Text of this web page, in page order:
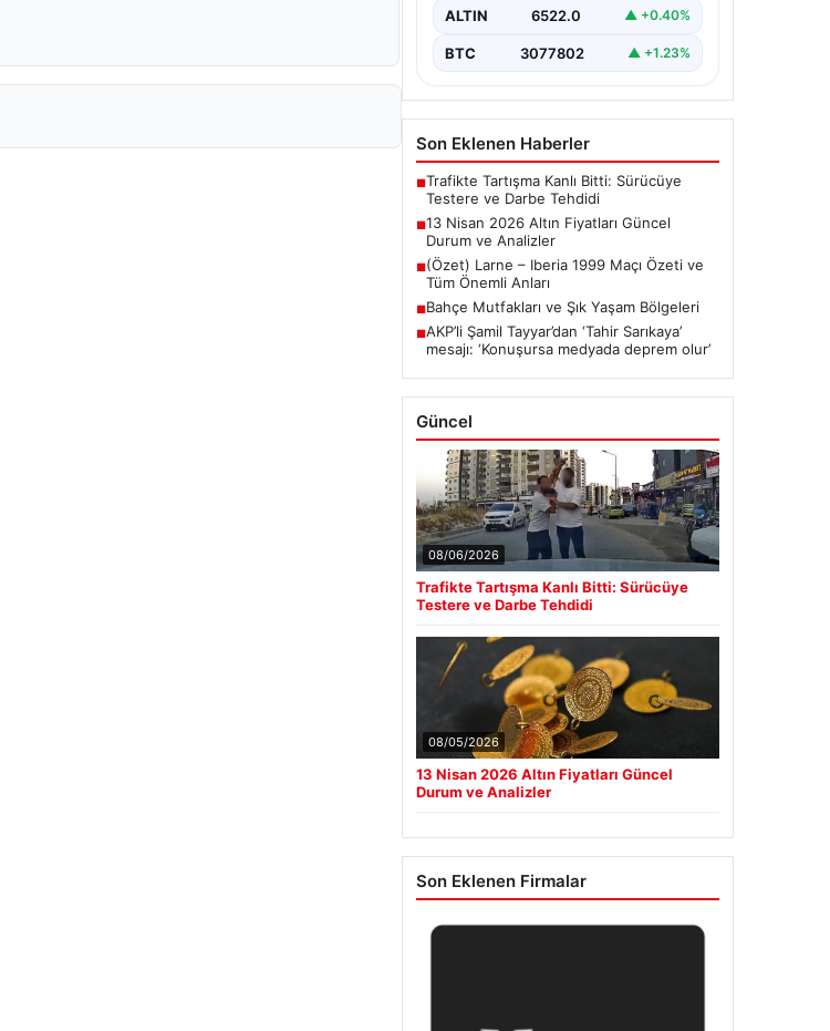
ALTIN 6522.0 ▲ +0.40%
BTC 3077802 ▲ +1.23%
Son Eklenen Haberler
■Trafikte Tartışma Kanlı Bitti: Sürücüye
Testere ve Darbe Tehdidi
■13 Nisan 2026 Altın Fiyatları Güncel
Durum ve Analizler
■(Özet) Larne – Iberia 1999 Maçı Özeti ve
Tüm Önemli Anları
■Bahçe Mutfakları ve Şık Yaşam Bölgeleri
■AKP’li Şamil Tayyar’dan ‘Tahir Sarıkaya’
mesajı: ‘Konuşursa medyada deprem olur’
Güncel
08/06/2026
Trafikte Tartışma Kanlı Bitti: Sürücüye
Testere ve Darbe Tehdidi
08/05/2026
13 Nisan 2026 Altın Fiyatları Güncel
Durum ve Analizler
Son Eklenen Firmalar